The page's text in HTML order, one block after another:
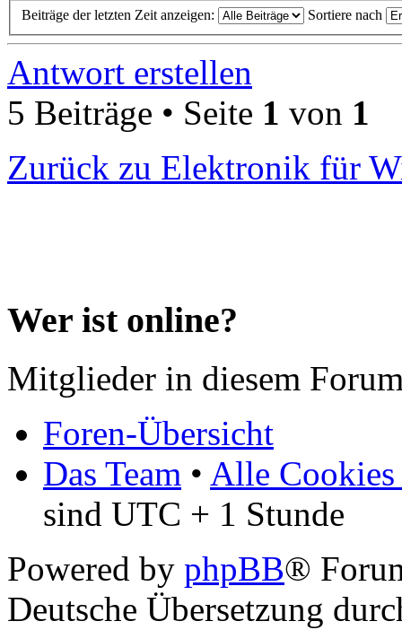
Beiträge der letzten Zeit anzeigen: Sortiere nach
Antwort erstellen
5 Beiträge • Seite 1 von 1
Zurück zu Elektronik für
Wer ist online?
Mitglieder in diesem
Foren-Übersicht
Das Team • Alle Cookies
sind UTC + 1 Stunde
Powered by phpBB®
Deutsche Übersetzung